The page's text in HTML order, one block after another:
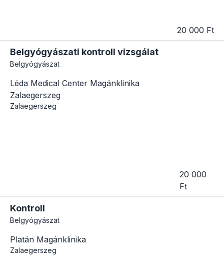
20 000 Ft
Belgyógyászati kontroll vizsgálat
Belgyógyászat
Léda Medical Center Magánklinika
Zalaegerszeg
Zalaegerszeg
20 000
Ft
Kontroll
Belgyógyászat
Platán Magánklinika
Zalaegerszeg